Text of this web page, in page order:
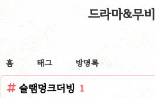
드라마&무비
홈 태그 방명록
슬램덩크더빙 1